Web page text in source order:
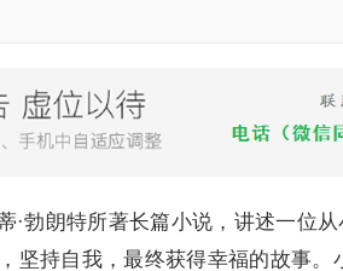
·勃朗特所著长篇小说，讲述一位
坚持自我，最终获得幸福的故事。